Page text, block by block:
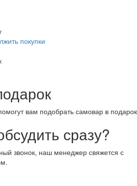
покупки
вам подобрать самовар в подарок
сразу?
звонок, наш менеджер свяжется с